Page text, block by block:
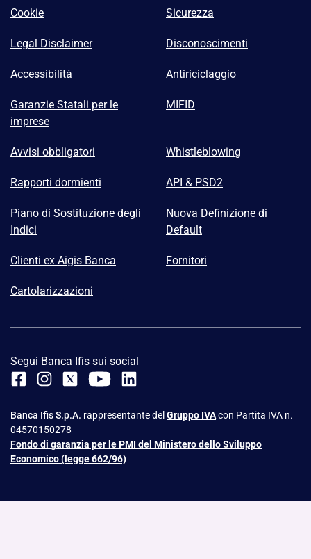
Cookie Sicurezza
Legal Disclaimer Disconoscimenti
Accessibilità Antiriciclaggio
Garanzie Statali per le
imprese
MIFID
Avvisi obbligatori Whistleblowing
Rapporti dormienti API & PSD2
Piano di Sostituzione degli
Indici
Nuova Definizione di
Default
Clienti ex Aigis Banca Fornitori
Cartolarizzazioni
Segui Banca Ifis sui social
Banca Ifis S.p.A. rappresentante del Gruppo IVAcon Partita IVA n.
04570150278
Fondo di garanzia per le PMI del Ministero dello Sviluppo
Economico (legge 662/96)